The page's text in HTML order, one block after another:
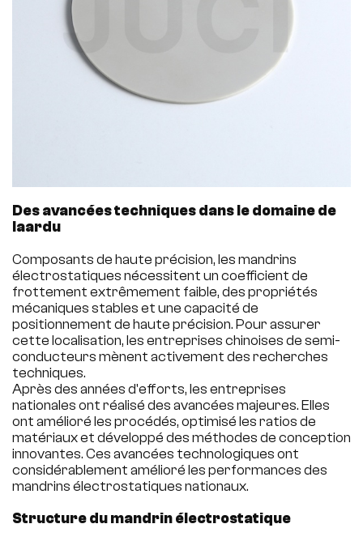
Des avancées techniques dans le domaine de
laardu
Composants de haute précision, les mandrins
électrostatiques nécessitent un coefficient de
frottement extrêmement faible, des propriétés
mécaniques stables et une capacité de
positionnement de haute précision. Pour assurer
cette localisation, les entreprises chinoises de semi-
conducteurs mènent activement des recherches
techniques.
Après des années d'efforts, les entreprises
nationales ont réalisé des avancées majeures. Elles
ont amélioré les procédés, optimisé les ratios de
matériaux et développé des méthodes de conception
innovantes. Ces avancées technologiques ont
considérablement amélioré les performances des
mandrins électrostatiques nationaux.
Structure du mandrin électrostatique